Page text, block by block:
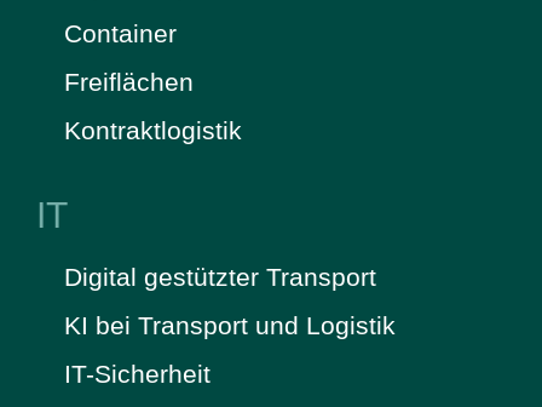
Container
Freiflächen
Kontraktlogistik
IT
Digital gestützter Transport
KI bei Transport und Logistik
IT-Sicherheit